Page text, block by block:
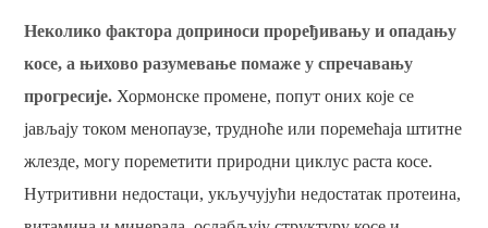
Неколико фактора доприноси проређивању и опадању
косе, а њихово разумевање помаже у спречавању
прогресије. Хормонске промене, попут оних које се
јављају током менопаузе, трудноће или поремећаја штитне
жлезде, могу пореметити природни циклус раста косе.
Нутритивни недостаци, укључујући недостатак протеина,